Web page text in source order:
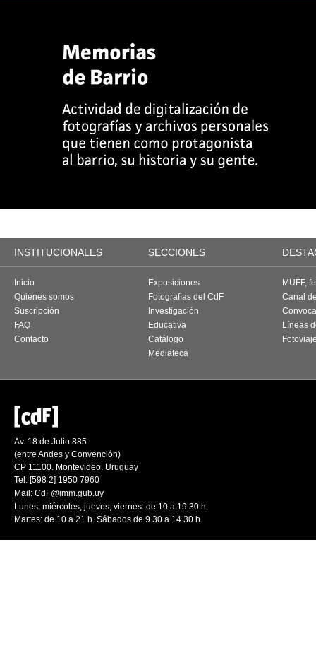
INSTITUCIONALES SECCIONES
Inicio
Quiénes somos
Suscripción
FAQ
Contacto
Exposiciones
Fotografías del CdF
Investigación
Educativa
Catálogo
Mediateca
MUFF,
Canal
Líneas
Av. 18 de Julio 885
(entre Andes y Convención)
CP 11100. Montevideo. Uruguay
Tel: [598 2] 1950 7960
Mail: CdF@imm.gub.uy
Lunes, miércoles, jueves, viernes: de 10 a 19.30 h.
Martes: de 10 a 21 h. Sábados de 9.30 a 14.30 h.